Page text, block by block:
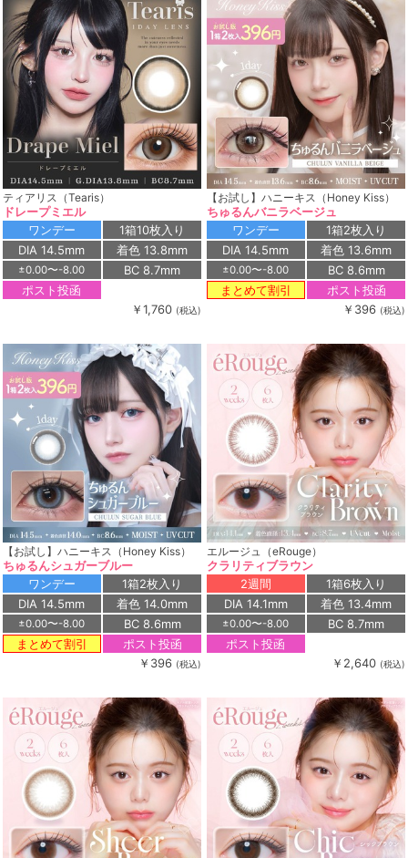
ティアリス（Tearis）
ドレープミエル
ワンデー
1箱10枚入り
DIA 14.5mm
着色 13.8mm
±0.00〜-8.00
BC 8.7mm
ポスト投函
￥1,760 (税込)
【お試し】ハニーキス（Honey Kiss）
ちゅるんバニラベージュ
ワンデー
1箱2枚入り
DIA 14.5mm
着色 13.6mm
±0.00〜-8.00
BC 8.6mm
まとめて割引
ポスト投函
￥396 (税込)
【お試し】ハニーキス（Honey Kiss）
ちゅるんシュガーブルー
ワンデー
1箱2枚入り
DIA 14.5mm
着色 14.0mm
±0.00〜-8.00
BC 8.6mm
まとめて割引
ポスト投函
￥396 (税込)
エルージュ（eRouge）
クラリティブラウン
2週間
1箱6枚入り
DIA 14.1mm
着色 13.4mm
±0.00〜-8.00
BC 8.7mm
ポスト投函
￥2,640 (税込)